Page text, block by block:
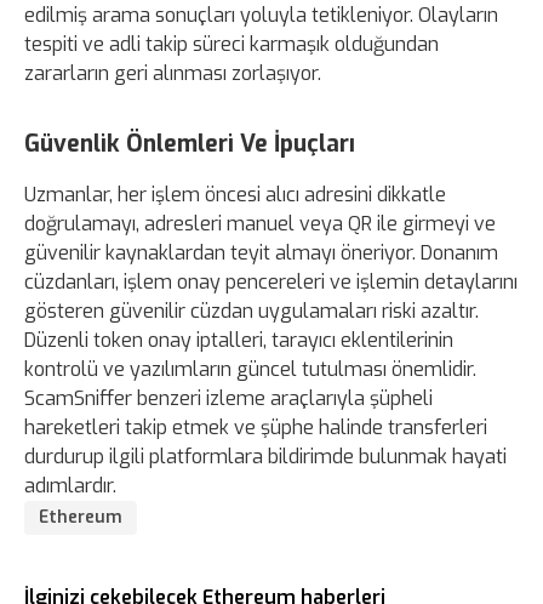
edilmiş arama sonuçları yoluyla tetikleniyor. Olayların
tespiti ve adli takip süreci karmaşık olduğundan
zararların geri alınması zorlaşıyor.
Güvenlik Önlemleri Ve İpuçları
Uzmanlar, her işlem öncesi alıcı adresini dikkatle
doğrulamayı, adresleri manuel veya QR ile girmeyi ve
güvenilir kaynaklardan teyit almayı öneriyor. Donanım
cüzdanları, işlem onay pencereleri ve işlemin detaylarını
gösteren güvenilir cüzdan uygulamaları riski azaltır.
Düzenli token onay iptalleri, tarayıcı eklentilerinin
kontrolü ve yazılımların güncel tutulması önemlidir.
ScamSniffer benzeri izleme araçlarıyla şüpheli
hareketleri takip etmek ve şüphe halinde transferleri
durdurup ilgili platformlara bildirimde bulunmak hayati
adımlardır.
Ethereum
İlginizi çekebilecek Ethereum haberleri